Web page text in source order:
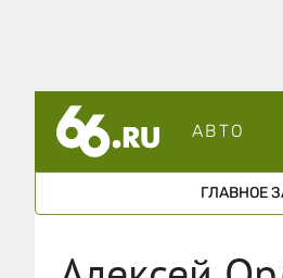
АВТО
ГЛАВНОЕ